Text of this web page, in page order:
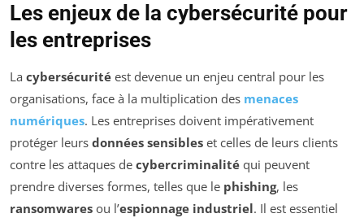
Les enjeux de la cybersécurité pour
les entreprises
La cybersécurité est devenue un enjeu central pour les
organisations, face à la multiplication des menaces
numériques. Les entreprises doivent impérativement
protéger leurs données sensibles et celles de leurs clients
contre les attaques de cybercriminalité qui peuvent
prendre diverses formes, telles que le phishing, les
ransomwares ou l’espionnage industriel. Il est essentiel